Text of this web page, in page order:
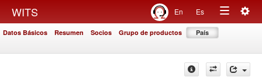
WITS En Es
Toggle
Datos Básicos Resumen Socios Grupo de productos País